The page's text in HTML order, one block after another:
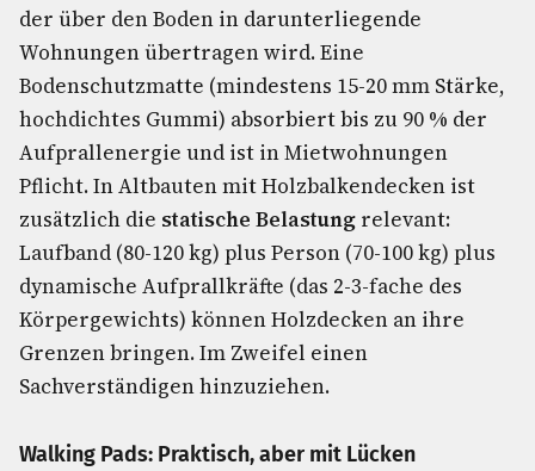
der über den Boden in darunterliegende
Wohnungen übertragen wird. Eine
Bodenschutzmatte (mindestens 15-20 mm Stärke,
hochdichtes Gummi) absorbiert bis zu 90 % der
Aufprallenergie und ist in Mietwohnungen
Pflicht. In Altbauten mit Holzbalkendecken ist
zusätzlich die statische Belastung relevant:
Laufband (80-120 kg) plus Person (70-100 kg) plus
dynamische Aufprallkräfte (das 2-3-fache des
Körpergewichts) können Holzdecken an ihre
Grenzen bringen. Im Zweifel einen
Sachverständigen hinzuziehen.
Walking Pads: Praktisch, aber mit Lücken